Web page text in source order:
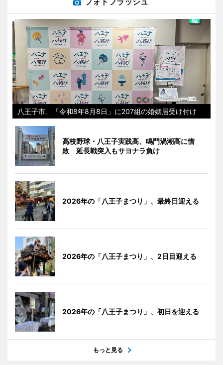
八王子市、「令和8年8月8日」に207組の婚姻届受け付け
高校野球・八王子実践高、鳴門渦潮高に惜
敗 延長戦突入もサヨナラ負け
2026年の「八王子まつり」、最終日迎える
2026年の「八王子まつり」、2日目迎える
2026年の「八王子まつり」、初日を迎える
もっと見る